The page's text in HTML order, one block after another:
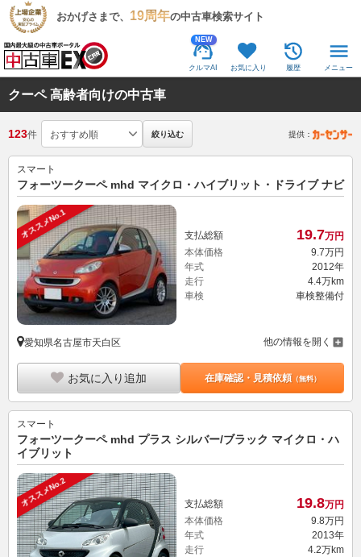
おかげさまで、 19周年の中古車検索サイト
NEW
クルマAI お気に入り 履歴 メニュー
クーペ 高齢者向けの中古車
123件 絞り込む 提供：
スマート
フォーツークーペ mhd マイクロ・ハイブリット・ドライブ ナビ
オススメNo.1 支払総額 19.7万円
本体価格
9.7万円
年式
2012年
走行
4.4万km
車検
車検整備付
愛知県名古屋市天白区 他の情報を開く
お気に入り追加 在庫確認・見積依頼（無料）
スマート
フォーツークーペ mhd プラス シルバー/ブラック マイクロ・ハ
イブリット
オススメNo.2 支払総額 19.8万円
本体価格
9. 8万円
年式
2013年
走行
4.2万km